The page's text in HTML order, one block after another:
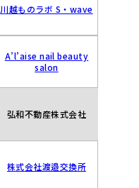
川越ものラボ S・wave
A’l’aise nail beauty
salon
弘和不動産株式会社
株式会社渡邉交換所